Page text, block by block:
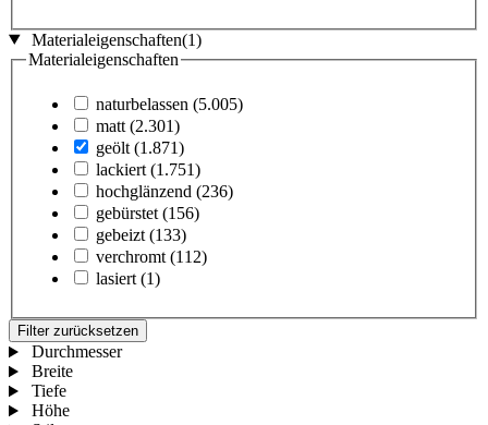
Materialeigenschaften(1)
Materialeigenschaften
naturbelassen (5.005)
matt (2.301)
geölt (1.871)
lackiert (1.751)
hochglänzend (236)
gebürstet (156)
gebeizt (133)
verchromt (112)
lasiert (1)
Filter zurücksetzen
Durchmesser
Breite
Tiefe
Höhe